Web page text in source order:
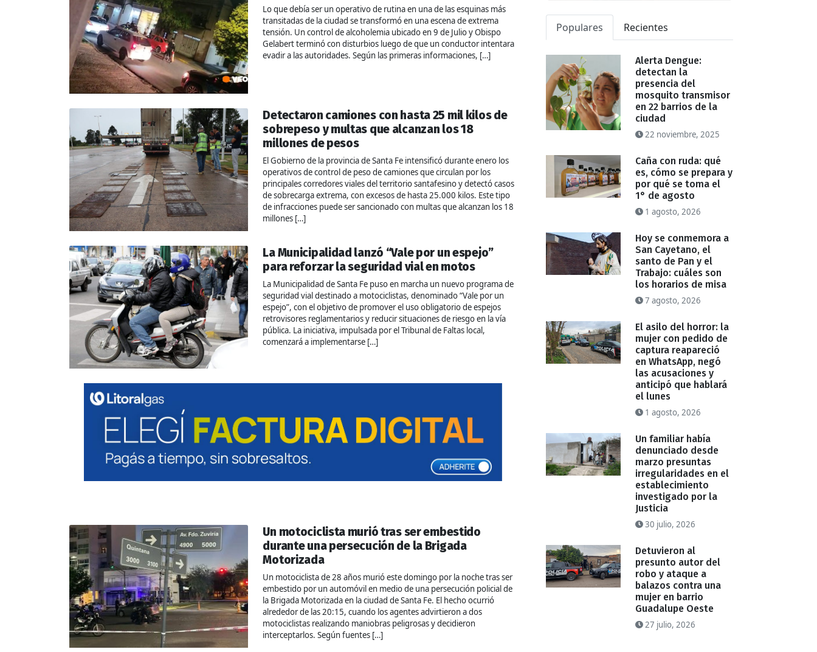
Lo que debía ser un operativo de rutina en una de las esquinas más
transitadas de la ciudad se transformó en una escena de extrema
tensión. Un control de alcoholemia ubicado en 9 de Julio y Obispo
Gelabert terminó con disturbios luego de que un conductor intentara
evadir a las autoridades. Según las primeras informaciones, […]
Detectaron camiones con hasta 25 mil kilos de
sobrepeso y multas que alcanzan los 18
millones de pesos
El Gobierno de la provincia de Santa Fe intensificó durante enero los
operativos de control de peso de camiones que circulan por los
principales corredores viales del territorio santafesino y detectó casos
de sobrecarga extrema, con excesos de hasta 25.000 kilos. Este tipo
de infracciones puede ser sancionado con multas que alcanzan los 18
millones […]
La Municipalidad lanzó “Vale por un espejo”
para reforzar la seguridad vial en motos
La Municipalidad de Santa Fe puso en marcha un nuevo programa de
seguridad vial destinado a motociclistas, denominado “Vale por un
espejo”, con el objetivo de promover el uso obligatorio de espejos
retrovisores reglamentarios y reducir situaciones de riesgo en la vía
pública. La iniciativa, impulsada por el Tribunal de Faltas local,
comenzará a implementarse […]
Un motociclista murió tras ser embestido
durante una persecución de la Brigada
Motorizada
Un motociclista de 28 años murió este domingo por la noche tras ser
embestido por un automóvil en medio de una persecución policial de
la Brigada Motorizada en la ciudad de Santa Fe. El hecho ocurrió
alrededor de las 20:15, cuando los agentes advirtieron a dos
motociclistas realizando maniobras peligrosas y decidieron
interceptarlos. Según fuentes […]
Populares Recientes
Alerta Dengue:
detectan la
presencia del
mosquito transmisor
en 22 barrios de la
ciudad
22 noviembre, 2025
Caña con ruda: qué
es, cómo se prepara y
por qué se toma el
1° de agosto
1 agosto, 2026
Hoy se conmemora a
San Cayetano, el
santo de Pan y el
Trabajo: cuáles son
los horarios de misa
7 agosto, 2026
El asilo del horror: la
mujer con pedido de
captura reapareció
en WhatsApp, negó
las acusaciones y
anticipó que hablará
el lunes
1 agosto, 2026
Un familiar había
denunciado desde
marzo presuntas
irregularidades en el
establecimiento
investigado por la
Justicia
30 julio, 2026
Detuvieron al
presunto autor del
robo y ataque a
balazos contra una
mujer en barrio
Guadalupe Oeste
27 julio, 2026